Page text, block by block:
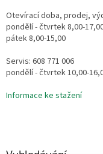
Otevírací doba, prodej,
pondělí - čtvrtek 8,00-
pátek 8,00-15,00
Servis: 608 771 006
pondělí - čtvrtek 10,00-
Informace ke stažení